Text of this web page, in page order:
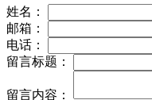
姓名：
邮箱：
电话：
留言标题：
留言内容：